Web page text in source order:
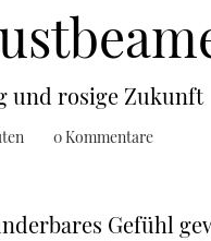
und rosige Zukunft
0 Kommentare
Gefühl